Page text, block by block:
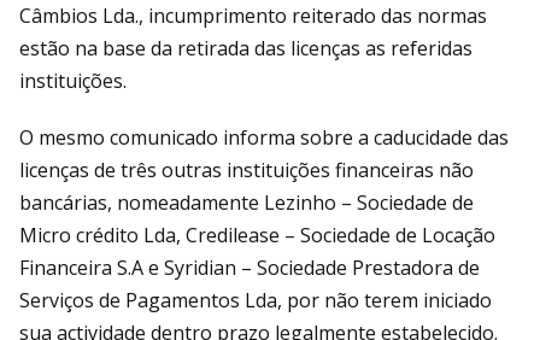
Câmbios Lda., incumprimento reiterado das normas
estão na base da retirada das licenças as referidas
instituições.
O mesmo comunicado informa sobre a caducidade das
licenças de três outras instituições financeiras não
bancárias, nomeadamente Lezinho – Sociedade de
Micro crédito Lda, Credilease – Sociedade de Locação
Financeira S.A e Syridian – Sociedade Prestadora de
Serviços de Pagamentos Lda, por não terem iniciado
sua actividade dentro prazo legalmente estabelecido.